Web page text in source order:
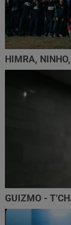
HIMRA,
GUIZMO -